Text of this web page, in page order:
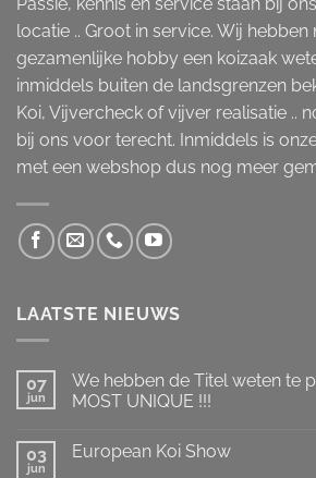
locatie .. Groot in service. Wij hebben
gezamenlijke hobby een koizaak
inmiddels buiten de landsgrenzen
Koi, Vijvercheck of vijver realisatie ..
bij ons voor terecht. Inmiddels is
met een webshop dus nog meer
LAATSTE NIEUWS
07
jun
We hebben de Titel weten te
MOST UNIQUE !!!
op
03
jun
European Koi Show